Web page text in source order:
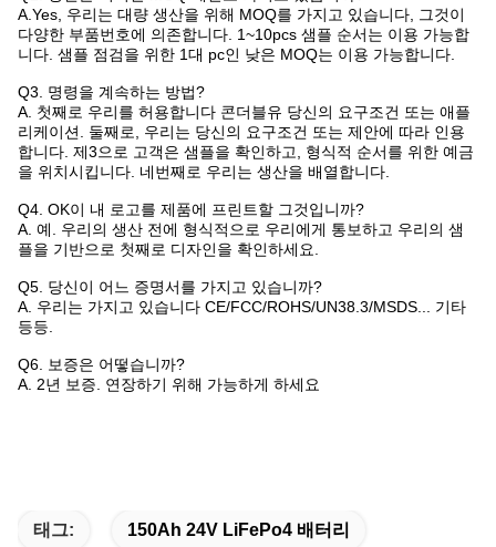
A.Yes, 우리는 대량 생산을 위해 MOQ를 가지고 있습니다, 그것이
다양한 부품번호에 의존합니다. 1~10pcs 샘플 순서는 이용 가능합
니다. 샘플 점검을 위한 1대 pc인 낮은 MOQ는 이용 가능합니다.
Q3. 명령을 계속하는 방법?
A. 첫째로 우리를 허용합니다 콘더블유 당신의 요구조건 또는 애플
리케이션. 둘째로, 우리는 당신의 요구조건 또는 제안에 따라 인용
합니다. 제3으로 고객은 샘플을 확인하고, 형식적 순서를 위한 예금
을 위치시킵니다. 네번째로 우리는 생산을 배열합니다.
Q4. OK이 내 로고를 제품에 프린트할 그것입니까?
A. 예. 우리의 생산 전에 형식적으로 우리에게 통보하고 우리의 샘
플을 기반으로 첫째로 디자인을 확인하세요.
Q5. 당신이 어느 증명서를 가지고 있습니까?
A. 우리는 가지고 있습니다 CE/FCC/ROHS/UN38.3/MSDS... 기타
등등.
Q6. 보증은 어떻습니까?
A. 2년 보증. 연장하기 위해 가능하게 하세요
태그: 150Ah 24V LiFePo4 배터리